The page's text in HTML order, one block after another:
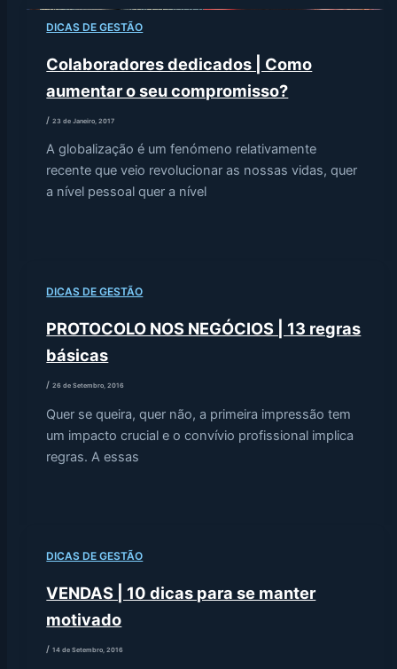
DICAS DE GESTÃO
Colaboradores dedicados | Como
aumentar o seu compromisso?
/23 de Janeiro, 2017
A globalização é um fenómeno relativamente
recente que veio revolucionar as nossas vidas, quer
a nível pessoal quer a nível
DICAS DE GESTÃO
PROTOCOLO NOS NEGÓCIOS | 13 regras
básicas
/26 de Setembro, 2016
Quer se queira, quer não, a primeira impressão tem
um impacto crucial e o convívio profissional implica
regras. A essas
DICAS DE GESTÃO
VENDAS | 10 dicas para se manter
motivado
/14 de Setembro, 2016